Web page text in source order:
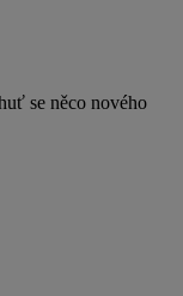
se něco nového